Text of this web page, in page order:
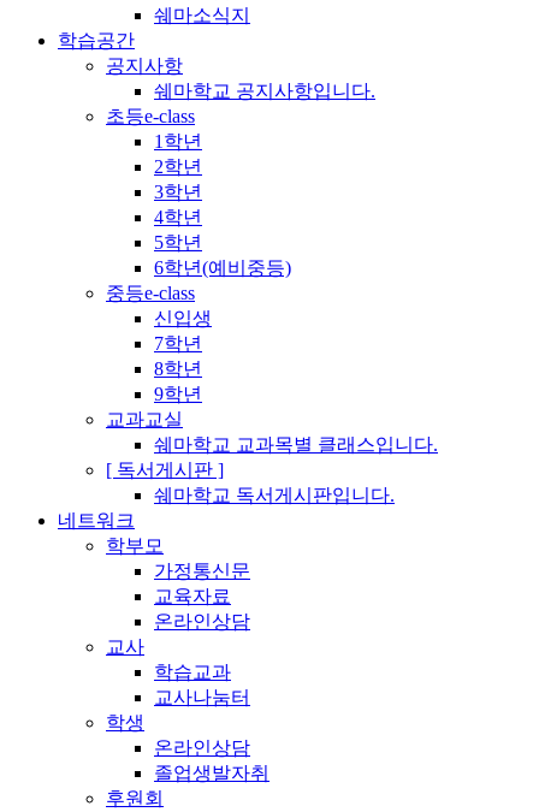
쉐마소식지
학습공간
공지사항
쉐마학교 공지사항입니다.
초등e-class
1학년
2학년
3학년
4학년
5학년
6학년(예비중등)
중등e-class
신입생
7학년
8학년
9학년
교과교실
쉐마학교 교과목별 클래스입니다.
[ 독서게시판 ]
쉐마학교 독서게시판입니다.
네트워크
학부모
가정통신문
교육자료
온라인상담
교사
학습교과
교사나눔터
학생
온라인상담
졸업생발자취
후원회